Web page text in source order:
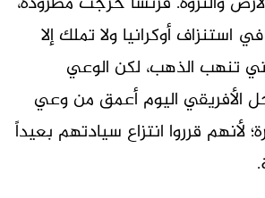
استنزاف أوكرانيا ولا تملك إلا
تنهب الذهب، لكن الوعي
الأفريقي اليوم أعمق من وعي
قرروا انتزاع سيادتهم بعيداً